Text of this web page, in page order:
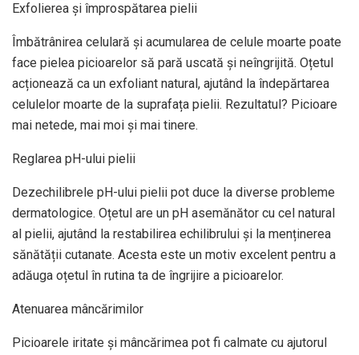
Exfolierea și împrospătarea pielii
Îmbătrânirea celulară și acumularea de celule moarte poate
face pielea picioarelor să pară uscată și neîngrijită. Oțetul
acționează ca un exfoliant natural, ajutând la îndepărtarea
celulelor moarte de la suprafața pielii. Rezultatul? Picioare
mai netede, mai moi și mai tinere.
Reglarea pH-ului pielii
Dezechilibrele pH-ului pielii pot duce la diverse probleme
dermatologice. Oțetul are un pH asemănător cu cel natural
al pielii, ajutând la restabilirea echilibrului și la menținerea
sănătății cutanate. Acesta este un motiv excelent pentru a
adăuga oțetul în rutina ta de îngrijire a picioarelor.
Atenuarea mâncărimilor
Picioarele iritate și mâncărimea pot fi calmate cu ajutorul